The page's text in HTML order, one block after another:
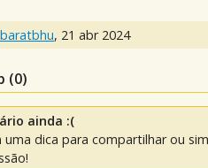
, 21 abr 2024
(0)
ainda :(
uma dica para compartilhar ou